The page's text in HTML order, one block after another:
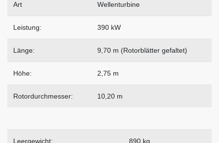
Art Wellenturbine
Leistung: 390 kW
Länge: 9,70 m (Rotorblätter gefaltet)
Höhe: 2,75 m
Rotordurchmesser: 10,20 m
Leergewicht: 890 kg